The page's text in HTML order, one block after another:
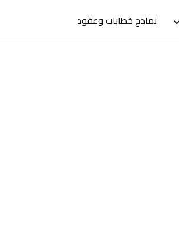
نماذج خطابات وعقود